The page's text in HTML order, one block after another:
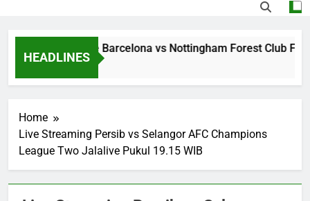
HEADLINES
Streaming Jalalive Barcelona vs Nottingham Forest Club
1 Day Ago
Home
Live Streaming Persib vs Selangor AFC Champions
League Two Jalalive Pukul 19.15 WIB